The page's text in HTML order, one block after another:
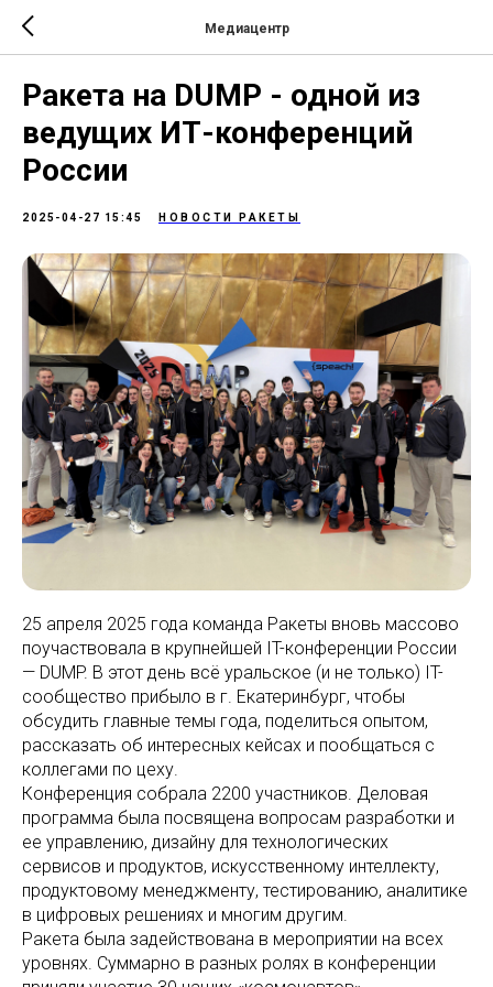
Медиацентр
Ракета на DUMP - одной из
ведущих ИТ-конференций
России
2025-04-27 15:45 НОВОСТИ РАКЕТЫ
25 апреля 2025 года команда Ракеты вновь массово
поучаствовала в крупнейшей IT-конференции России
— DUMP. В этот день всё уральское (и не только) IT-
сообщество прибыло в г. Екатеринбург, чтобы
обсудить главные темы года, поделиться опытом,
рассказать об интересных кейсах и пообщаться с
коллегами по цеху.
Конференция собрала 2200 участников. Деловая
программа была посвящена вопросам разработки и
ее управлению, дизайну для технологических
сервисов и продуктов, искусственному интеллекту,
продуктовому менеджменту, тестированию, аналитике
в цифровых решениях и многим другим.
Ракета была задействована в мероприятии на всех
уровнях. Суммарно в разных ролях в конференции